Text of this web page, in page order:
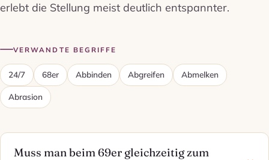
erlebt die Stellung meist deutlich entspannter.
VERWANDTE BEGRIFFE
24/7 68er Abbinden Abgreifen Abmelken
Abrasion
Muss man beim 69er gleichzeitig zum